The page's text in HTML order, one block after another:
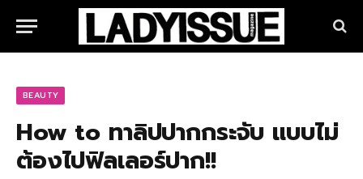
BEAUTY
How to ทาลิปปากกระจับ แบบไม่
ต้องไปฟิลเลอร์ปาก!!